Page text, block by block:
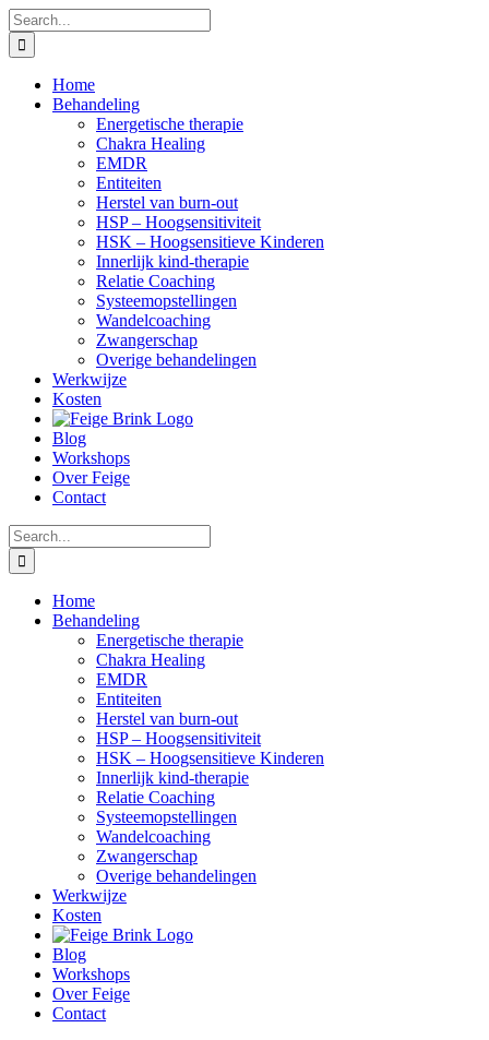
Skip
to
content
Search
for:
Home
Behandeling
Energetische therapie
Chakra Healing
EMDR
Entiteiten
Herstel van burn-out
HSP – Hoogsensitiviteit
HSK – Hoogsensitieve Kinderen
Innerlijk kind-therapie
Relatie Coaching
Systeemopstellingen
Wandelcoaching
Zwangerschap
Overige behandelingen
Werkwijze
Kosten
Blog
Workshops
Over Feige
Contact
Search
for:
Home
Behandeling
Energetische therapie
Chakra Healing
EMDR
Entiteiten
Herstel van burn-out
HSP – Hoogsensitiviteit
HSK – Hoogsensitieve Kinderen
Innerlijk kind-therapie
Relatie Coaching
Systeemopstellingen
Wandelcoaching
Zwangerschap
Overige behandelingen
Werkwijze
Kosten
Blog
Workshops
Over Feige
Contact